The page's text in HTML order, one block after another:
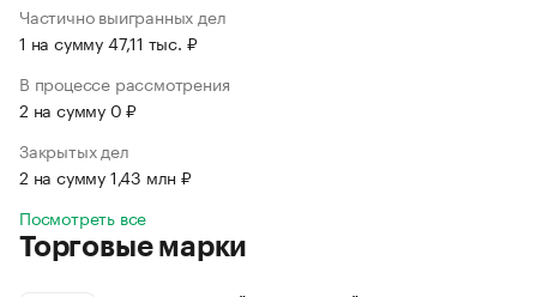
Частично выигранных дел
1 на сумму 47,11 тыс. ₽
В процессе рассмотрения
2 на сумму 0 ₽
Закрытых дел
2 на сумму 1,43 млн ₽
Посмотреть все
Торговые марки